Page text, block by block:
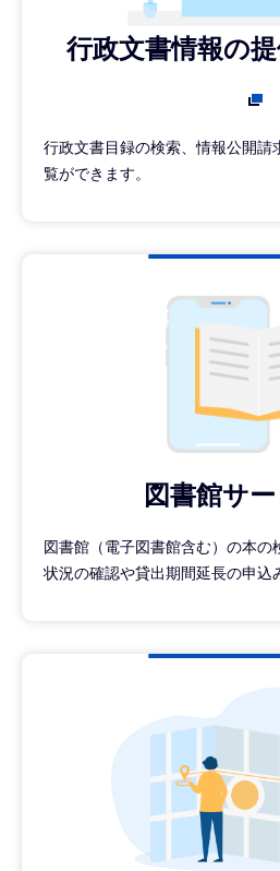
行政文書情報の
行政文書目録の検索、情報公開請
覧ができます。
図書館サ
図書館（電子図書館含む）の本の
状況の確認や貸出期間延長の申込